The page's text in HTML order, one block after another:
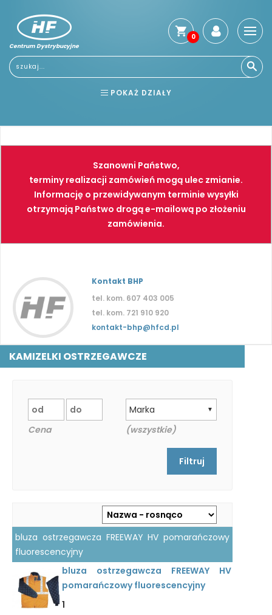
Centrum Dystrybucyjne
0
POKAŻ DZIAŁY
NARZĘDZIA SPAWALNICTWO
FARBY PNEUMATYKA
Szanowni Państwo,
terminy realizacji zamówień mogą ulec zmianie.
Informację o przewidywanym terminie wysyłki
otrzymają Państwo drogą e-mailową po złożeniu
zamówienia.
Kontakt BHP
tel. kom. 607 403 005
tel. kom. 721 910 920
kontakt-bhp@hfcd.pl
KAMIZELKI OSTRZEGAWCZE
Cena
▼
Marka
(wszystkie)
bluza ostrzegawcza FREEWAY HV pomarańczowy
fluorescencyjny
bluza ostrzegawcza FREEWAY HV
pomarańczowy fluorescencyjny
1